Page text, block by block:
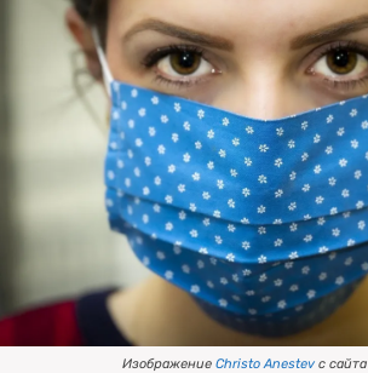
Все материалы 7инфо
О НАС
ПОИСК ПО САЙТУ
Изображение Christo Anestev с сайта